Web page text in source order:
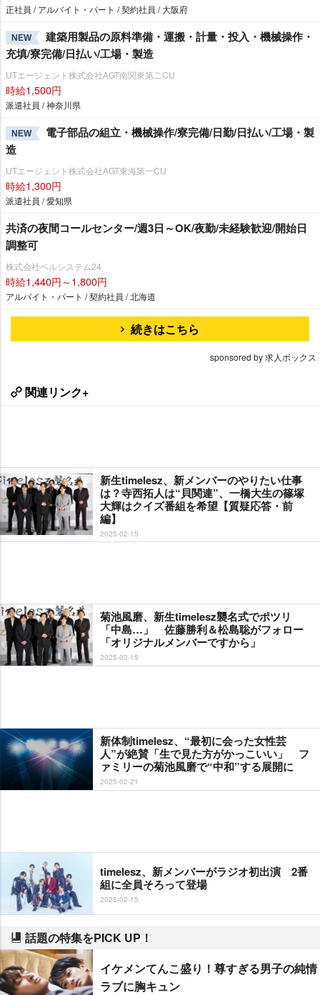
正社員 / アルバイト・パート / 契約社員 / 大阪府
NEW
建築用製品の原料準備・運搬・計量・投入・機械操作・
充填/寮完備/日払い/工場・製造
UTエージェント株式会社AGT南関東第二CU
時給1,500円
派遣社員 / 神奈川県
NEW
電子部品の組立・機械操作/寮完備/日勤/日払い/工場・製
造
UTエージェント株式会社AGT東海第一CU
時給1,300円
派遣社員 / 愛知県
共済の夜間コールセンター/週3日～OK/夜勤/未経験歓迎/開始日
調整可
株式会社ベルシステム24
時給1,440円～1,800円
アルバイト・パート / 契約社員 / 北海道
続きはこちら
sponsored by 求人ボックス
関連リンク+
新生timelesz、新メンバーのやりたい仕事
は？寺西拓人は“貝関連”、一橋大生の篠塚
大輝はクイズ番組を希望【質疑応答・前
編】
2025-02-15
菊池風磨、新生timelesz襲名式でポツリ
「中島…」 佐藤勝利＆松島聡がフォロー
「オリジナルメンバーですから」
2025-02-15
新体制timelesz、“最初に会った女性芸
人”が絶賛「生で見た方がかっこいい」 フ
ァミリーの菊池風磨で“中和”する展開に
2025-02-21
timelesz、新メンバーがラジオ初出演 2番
組に全員そろって登場
2025-02-15
話題の特集をPICK UP！
イケメンてんこ盛り！尊すぎる男子の純情
ラブに胸キュン